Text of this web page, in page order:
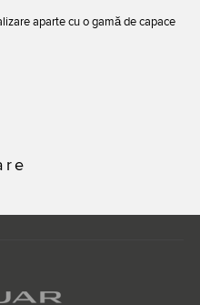
aparte cu o gamă de capace